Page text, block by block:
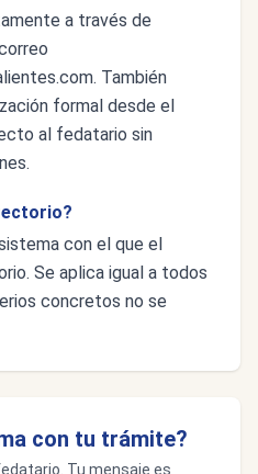
a través de
. También
formal desde el
al fedatario sin
con el que el
Se aplica igual a todos
concretos no se
con tu trámite?
Tu mensaje es